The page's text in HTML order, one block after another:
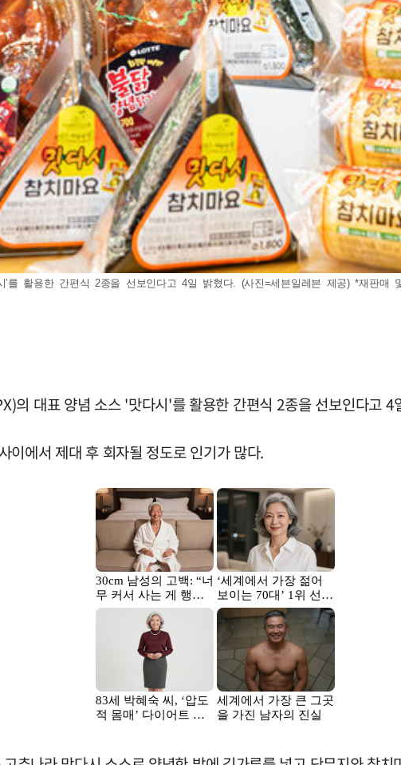
를 활용한 간편식 2종을 선보인다고 4일 밝혔다. (사진=세븐일레븐 제공) *재판매
의 대표 양념 소스 '맛다시'를 활용한 간편식 2종을 선보인다고 4
이에서 제대 후 회자될 정도로 인기가 많다.